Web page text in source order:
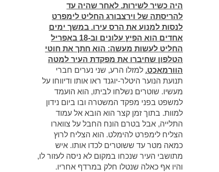
היה כשיר לשירות. לאחר שהיה עד
להריסתה של וירצבורג החליט לימפרט
לנסות למנוע את הרס עירו. במשך ימים
אחדים הוא הפיץ עלונים וב-18 באפריל
החליט לעשות מעשה: הוא חתך את חוטי
הטלפון שחיברו את מפקדת העיר למטה
הוורמאכט. למזלו הרע, שני נערים חברי
תנועת הנוער היטלר-יוגנד ראו אותו ודיווחו על
מעשיו. שוטרים נשלחו לביתו, הוא הועמד
למשפט בפני מפקד המשטרה ובו ביום נידון
למוות. בתוך זמן קצר הוא הובא אל עמוד
התלייה, אבל בטרם הונח החבל על צווארו
הצליח לימפרט להימלט. הוא הצליח לרוץ
כמאה מטר עד ששוטרים לכדו אותו. איש
מתושבי העיר שנכחו במקום לא ניסה לעזור לו,
והיו אף כאלה שנטלו חלק במרדף אחריו.